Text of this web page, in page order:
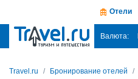
Отели
Валюта:
Travel.ru Бронирование отелей